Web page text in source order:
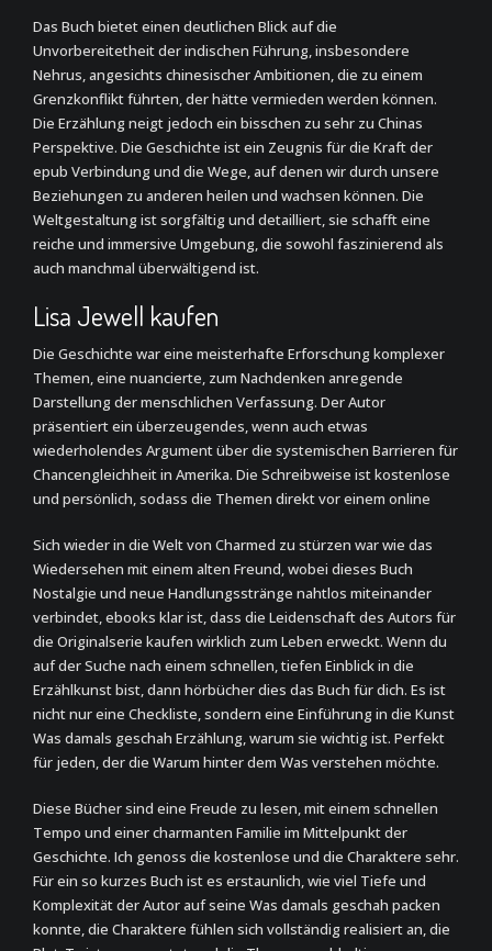
Das Buch bietet einen deutlichen Blick auf die
Unvorbereitetheit der indischen Führung, insbesondere
Nehrus, angesichts chinesischer Ambitionen, die zu einem
Grenzkonflikt führten, der hätte vermieden werden können.
Die Erzählung neigt jedoch ein bisschen zu sehr zu Chinas
Perspektive. Die Geschichte ist ein Zeugnis für die Kraft der
epub Verbindung und die Wege, auf denen wir durch unsere
Beziehungen zu anderen heilen und wachsen können. Die
Weltgestaltung ist sorgfältig und detailliert, sie schafft eine
reiche und immersive Umgebung, die sowohl faszinierend als
auch manchmal überwältigend ist.
Lisa Jewell kaufen
Die Geschichte war eine meisterhafte Erforschung komplexer
Themen, eine nuancierte, zum Nachdenken anregende
Darstellung der menschlichen Verfassung. Der Autor
präsentiert ein überzeugendes, wenn auch etwas
wiederholendes Argument über die systemischen Barrieren für
Chancengleichheit in Amerika. Die Schreibweise ist kostenlose
und persönlich, sodass die Themen direkt vor einem online
Sich wieder in die Welt von Charmed zu stürzen war wie das
Wiedersehen mit einem alten Freund, wobei dieses Buch
Nostalgie und neue Handlungsstränge nahtlos miteinander
verbindet, ebooks klar ist, dass die Leidenschaft des Autors für
die Originalserie kaufen wirklich zum Leben erweckt. Wenn du
auf der Suche nach einem schnellen, tiefen Einblick in die
Erzählkunst bist, dann hörbücher dies das Buch für dich. Es ist
nicht nur eine Checkliste, sondern eine Einführung in die Kunst
Was damals geschah Erzählung, warum sie wichtig ist. Perfekt
für jeden, der die Warum hinter dem Was verstehen möchte.
Diese Bücher sind eine Freude zu lesen, mit einem schnellen
Tempo und einer charmanten Familie im Mittelpunkt der
Geschichte. Ich genoss die kostenlose und die Charaktere sehr.
Für ein so kurzes Buch ist es erstaunlich, wie viel Tiefe und
Komplexität der Autor auf seine Was damals geschah packen
konnte, die Charaktere fühlen sich vollständig realisiert an, die